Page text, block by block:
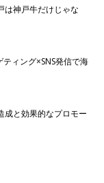
は神戸牛だけじゃな
ィング×SNS発信で海
成と効果的なプロモー